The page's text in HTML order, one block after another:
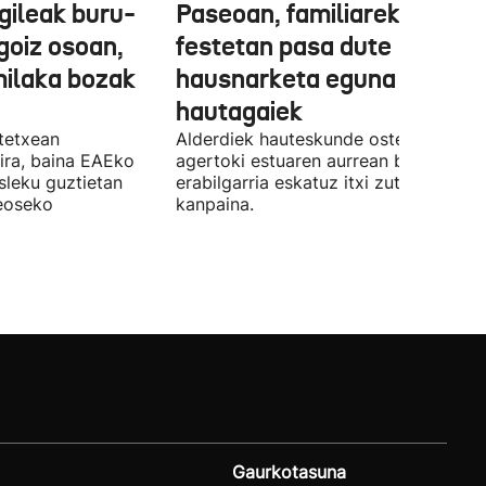
buru-
osoan,
bozak
baina EAEko
guztietan
Paseoan, familiarekin edo
festetan pasa dute
hausnarketa eguna
hautagaiek
Alderdiek hauteskunde osteko
agertoki estuaren aurrean boto
erabilgarria eskatuz itxi zuten atzo
kanpaina.
Gaurkotasuna